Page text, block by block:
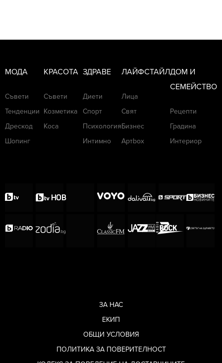
МОДА
Съвети
Тенденции
Дрескод
Шопинг
КРАСОТА
Съвети
Козметика
Коса
ЗДРАВЕ
Диети
Спорт
Психология
Интимно
ЛАЙФСТАЙЛ
Лица
Свят
Бизнес
Артbox
ДОМ И
СЕМЕЙСТВО
Рецепти
Градина
Интериор
ЗА НАС
ЕКИП
ОБЩИ УСЛОВИЯ
ПОЛИТИКА ЗА ПОВЕРИТЕЛНОСТ